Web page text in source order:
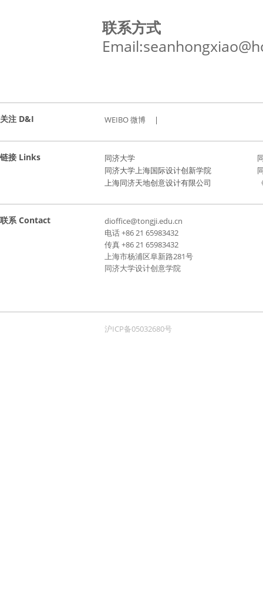
联系方式
关注 D&I WEIBO 微博 |
链接 Links 同济大学
同济大学上海国际设计创新学院
上海同济天地创意设计有限公司
联系 Contact
dioffice@tongji.edu.cn
电话 +86 21 65983432
传真 +86 21 65983432
上海市杨浦区阜新路281号
同济大学设计创意学院
沪ICP备05032680号